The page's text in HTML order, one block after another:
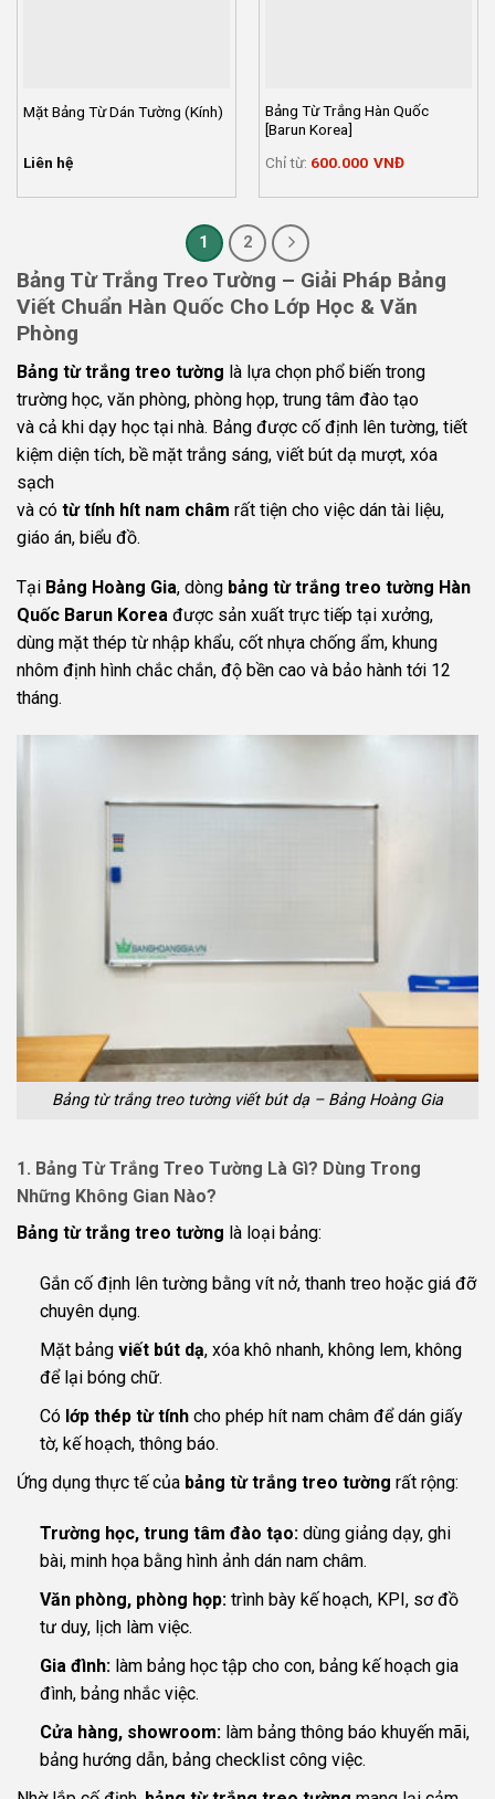
Mặt Bảng Từ Dán Tường (Kính)
Liên hệ
Bảng Từ Trắng Hàn Quốc
[Barun Korea]
Chỉ từ: 600.000 VNĐ
1 2
Bảng Từ Trắng Treo Tường – Giải Pháp Bảng
Viết Chuẩn Hàn Quốc Cho Lớp Học & Văn
Phòng
Bảng từ trắng treo tường là lựa chọn phổ biến trong
trường học, văn phòng, phòng họp, trung tâm đào tạo
và cả khi dạy học tại nhà. Bảng được cố định lên tường, tiết
kiệm diện tích, bề mặt trắng sáng, viết bút dạ mượt, xóa
sạch
và có từ tính hít nam châm rất tiện cho việc dán tài liệu,
giáo án, biểu đồ.
Tại Bảng Hoàng Gia, dòng bảng từ trắng treo tường Hàn
Quốc Barun Korea được sản xuất trực tiếp tại xưởng,
dùng mặt thép từ nhập khẩu, cốt nhựa chống ẩm, khung
nhôm định hình chắc chắn, độ bền cao và bảo hành tới 12
tháng.
Bảng từ trắng treo tường viết bút dạ – Bảng Hoàng Gia
1. Bảng Từ Trắng Treo Tường Là Gì? Dùng Trong
Những Không Gian Nào?
Bảng từ trắng treo tường là loại bảng:
Gắn cố định lên tường bằng vít nở, thanh treo hoặc giá đỡ
chuyên dụng.
Mặt bảng viết bút dạ, xóa khô nhanh, không lem, không
để lại bóng chữ.
Có lớp thép từ tínhcho phép hít nam châm để dán giấy
tờ, kế hoạch, thông báo.
Ứng dụng thực tế của bảng từ trắng treo tường rất rộng:
Trường học, trung tâm đào tạo:dùng giảng dạy, ghi
bài, minh họa bằng hình ảnh dán nam châm.
Văn phòng, phòng họp:trình bày kế hoạch, KPI, sơ đồ
tư duy, lịch làm việc.
Gia đình:làm bảng học tập cho con, bảng kế hoạch gia
đình, bảng nhắc việc.
Cửa hàng, showroom:làm bảng thông báo khuyến mãi,
bảng hướng dẫn, bảng checklist công việc.